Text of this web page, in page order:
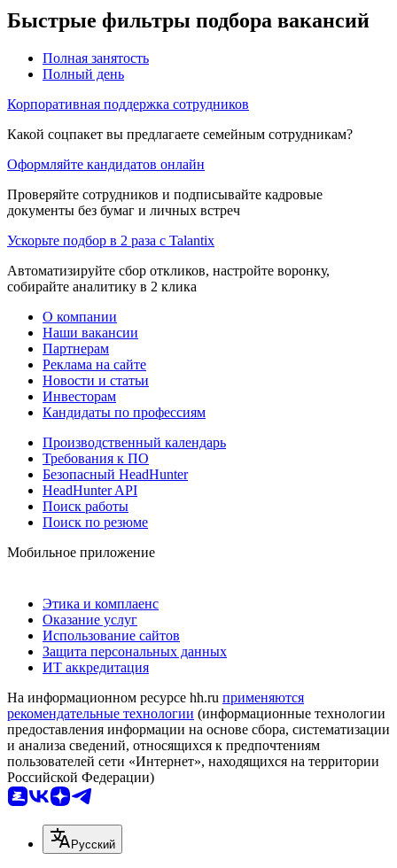
Быстрые фильтры подбора вакансий
Полная занятость
Полный день
Корпоративная поддержка сотрудников
Какой соцпакет вы предлагаете семейным сотрудникам?
Оформляйте кандидатов онлайн
Проверяйте сотрудников и подписывайте кадровые
документы без бумаг и личных встреч
Ускорьте подбор в 2 раза с Talantix
Автоматизируйте сбор откликов, настройте воронку,
собирайте аналитику в 2 клика
О компании
Наши вакансии
Партнерам
Реклама на сайте
Новости и статьи
Инвесторам
Кандидаты по профессиям
Производственный календарь
Требования к ПО
Безопасный HeadHunter
HeadHunter API
Поиск работы
Поиск по резюме
Мобильное приложение
Этика и комплаенс
Оказание услуг
Использование сайтов
Защита персональных данных
ИТ аккредитация
На информационном ресурсе hh.ru применяются
рекомендательные технологии (информационные технологии
предоставления информации на основе сбора, систематизации
и анализа сведений, относящихся к предпочтениям
пользователей сети «Интернет», находящихся на территории
Российской Федерации)
Русский